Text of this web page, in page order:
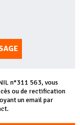
n°311 563, vous
ou de rectification
un email par